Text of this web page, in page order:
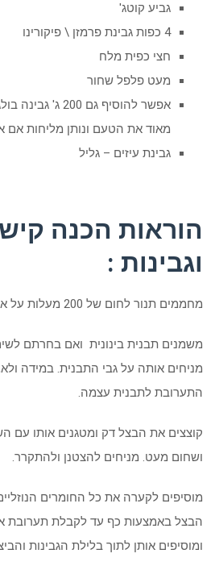
גביע קוטג'
4 כפות גבינת פרמזן \ פיקורינו
חצי כפית מלח
מעט פלפל שחור
אפשר להוסיף גם
מאוד את הטעם ונותן מליחות אם
גבינת עיזים – גליל
הוראות הכנה
וגבינות :
מחממים תנור לחום של 200 מעלות על אפיה.
משמנים תבנית בינונית ואם בחרתם
מניחים אותה על גבי התבנית. במידה
התערובת לתבנית עצמה.
קוצצים את הבצל דק ומטגנים אותו עם
ושחום מעט. מניחים להצטנן ולהתקרר.
מוסיפים לקערה את כל החומרים
הבצל באמצעות כף עד לקבלת תערובת
ומוסיפים אותן לתוך בלילת הגבינות